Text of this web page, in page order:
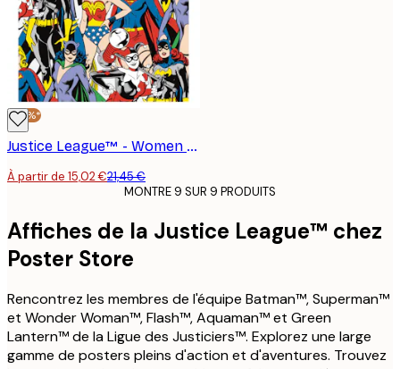
-30%*
Justice League™ - Women Heroes Affiche
À partir de 15,02 €21,45 €
MONTRE 9 SUR 9 PRODUITS
Affiches de la Justice League™ chez
Poster Store
Rencontrez les membres de l'équipe Batman™, Superman™
et Wonder Woman™, Flash™, Aquaman™ et Green
Lantern™ de la Ligue des Justiciers™. Explorez une large
gamme de posters pleins d'action et d'aventures. Trouvez